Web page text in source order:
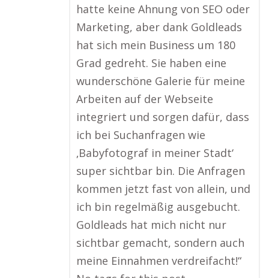
hatte keine Ahnung von SEO oder
Marketing, aber dank Goldleads
hat sich mein Business um 180
Grad gedreht. Sie haben eine
wunderschöne Galerie für meine
Arbeiten auf der Webseite
integriert und sorgen dafür, dass
ich bei Suchanfragen wie
‚Babyfotograf in meiner Stadt‘
super sichtbar bin. Die Anfragen
kommen jetzt fast von allein, und
ich bin regelmäßig ausgebucht.
Goldleads hat mich nicht nur
sichtbar gemacht, sondern auch
meine Einnahmen verdreifacht!“